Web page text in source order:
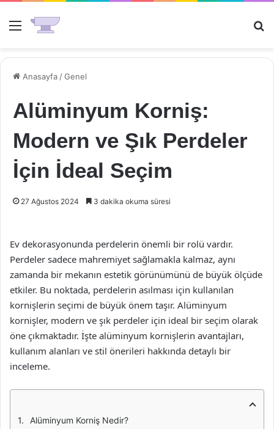
Menü
Anasayfa /Genel
Alüminyum Korniş:
Modern ve Şık Perdeler
İçin İdeal Seçim
27 Ağustos 2024 3 dakika okuma süresi
Ev dekorasyonunda perdelerin önemli bir rolü vardır.
Perdeler sadece mahremiyet sağlamakla kalmaz, aynı
zamanda bir mekanın estetik görünümünü de büyük ölçüde
etkiler. Bu noktada, perdelerin asılması için kullanılan
kornişlerin seçimi de büyük önem taşır. Alüminyum
kornişler, modern ve şık perdeler için ideal bir seçim olarak
öne çıkmaktadır. İşte alüminyum kornişlerin avantajları,
kullanım alanları ve stil önerileri hakkında detaylı bir
inceleme.
Alüminyum Korniş Nedir?